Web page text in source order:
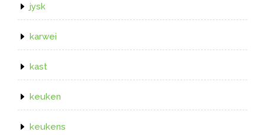
jysk
karwei
kast
keuken
keukens